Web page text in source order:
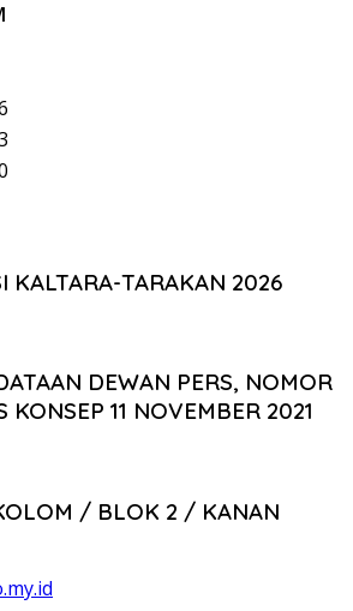
KALTARA-TARAKAN 2026
DEWAN PERS, NOMOR
KONSEP 11 NOVEMBER 2021
/ BLOK 2 / KANAN